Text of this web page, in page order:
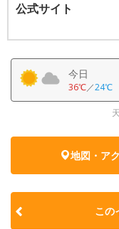
公式サイト
今日
36℃／24℃
地図・ア
この